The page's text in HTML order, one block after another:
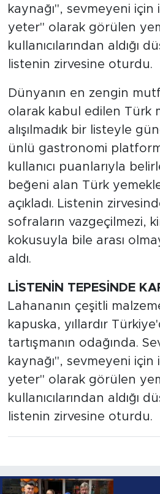
kaynağı", sevmeyeni için
yeter" olarak görülen
kullanıcılarından aldığı
listenin zirvesine oturdu.
Dünyanın en zengin
olarak kabul edilen Türk
alışılmadık bir listeyle
ünlü gastronomi
kullanıcı puanlarıyla
beğeni alan Türk
açıkladı. Listenin
sofraların vazgeçilmezi,
kokusuyla bile arası
aldı.
LİSTENİN TEPESİNDE
Lahananın çeşitli
kapuska, yıllardır
tartışmanın odağında.
kaynağı", sevmeyeni için
yeter" olarak görülen
kullanıcılarından aldığı
listenin zirvesine oturdu.